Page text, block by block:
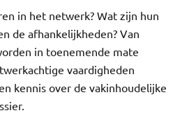
in het netwerk? Wat zijn hun
de afhankelijkheden? Van
in toenemende mate
vaardigheden
kennis over de vakinhoudelijke